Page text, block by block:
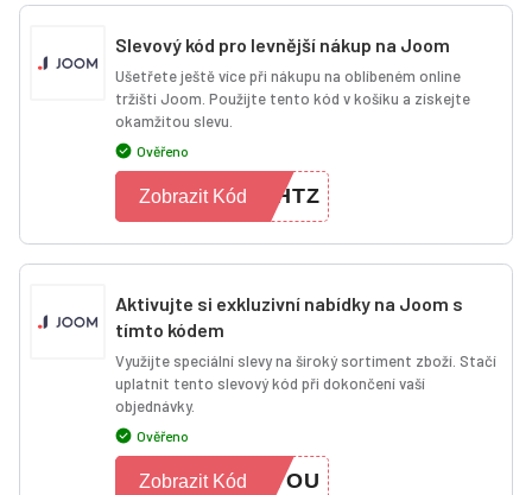
Slevový kód pro levnější nákup na Joom
Ušetřete ještě více při nákupu na oblíbeném online
tržišti Joom. Použijte tento kód v košíku a získejte
okamžitou slevu.
Ověřeno
DHTZ
Zobrazit Kód
Aktivujte si exkluzivní nabídky na Joom s
tímto kódem
Využijte speciální slevy na široký sortiment zboží. Stačí
uplatnit tento slevový kód při dokončení vaší
objednávky.
Ověřeno
YYOU
Zobrazit Kód